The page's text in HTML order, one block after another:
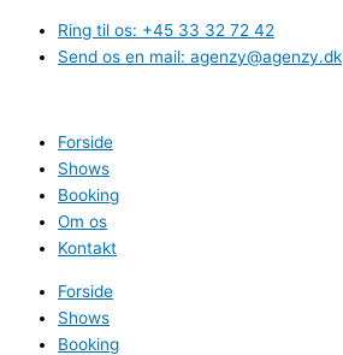
indholdet
Ring til os: +45 33 32 72 42
Send os en mail: agenzy@agenzy.dk
Forside
Shows
Booking
Om os
Kontakt
Forside
Shows
Booking